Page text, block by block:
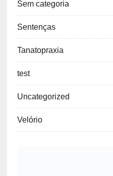
Sem categoria
Sentenças
Tanatopraxia
test
Uncategorized
Velório